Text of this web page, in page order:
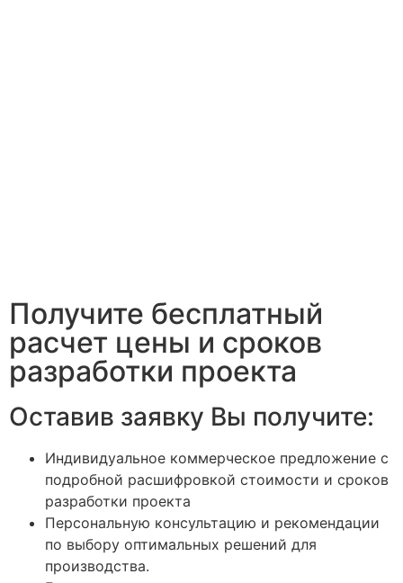
Получите бесплатный
расчет цены и сроков
разработки проекта
Оставив заявку Вы получите:
Индивидуальное коммерческое предложение с
подробной расшифровкой стоимости и сроков
разработки проекта
Персональную консультацию и рекомендации
по выбору оптимальных решений для
производства.